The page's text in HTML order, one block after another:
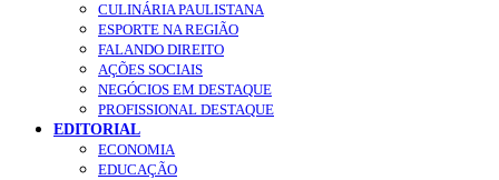
CULINÁRIA PAULISTANA
ESPORTE NA REGIÃO
FALANDO DIREITO
AÇÕES SOCIAIS
NEGÓCIOS EM DESTAQUE
PROFISSIONAL DESTAQUE
EDITORIAL
ECONOMIA
EDUCAÇÃO